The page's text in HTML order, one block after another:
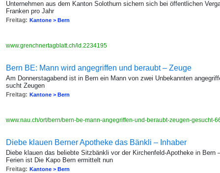
Unternehmen aus dem Kanton Solothurn sichern sich bei öffentlichen
Franken pro Jahr
Freitag: Kantone > Bern
www.grenchnertagblatt.ch/ld.2234195
Bern BE: Mann wird angegriffen und beraubt – Zeuge
Am Donnerstagabend ist in Bern ein Mann von zwei Unbekannten
sucht Zeugen
Freitag: Kantone > Bern
www.nau.ch/ort/bern/bern-be-mann-angegriffen-und-beraubt-zeugen-gesucht-
Diebe klauen Berner Apotheke das Bänkli – Inhaber
Diebe klauen das beliebte Sitzbänkli vor der Kirchenfeld-Apotheke in Bern
Ferien ist Die Kapo Bern ermittelt nun
Freitag: Kantone > Bern